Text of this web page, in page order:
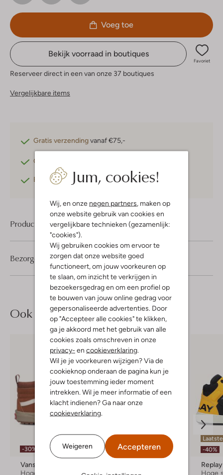
Jum, cookies!
Wij, en onze negen partners , maken op
onze website gebruik van cookies en
vergelijkbare technieken (gezamenlijk:
"cookies").
Wij gebruiken cookies om ervoor te
zorgen dat onze website goed
functioneert, om jouw voorkeuren op
te slaan, om inzicht te verkrijgen in
bezoekersgedrag en om een profiel op
te bouwen van jouw online gedrag voor
gepersonaliseerde advertenties. Door
op "Accepteer alle cookies" te klikken,
ga je akkoord met het gebruik van alle
cookies zoals omschreven in onze
privacy- en cookieverklaring
Wil je je voorkeuren wijzigen? Via de
cookieknop onderaan de pagina kun je
jouw toestemming ieder moment
intrekken. Wil je meer informatie of een
klacht indienen? Ga naar onze
cookieverklaring
Weigeren Accepteren
Voeg toe
Bekijk voorraad in boutiques
Favoriet
Reserveer direct in een van onze 37 boutiques
Vergelijkbare items
Gratis verzendingvanaf €75,-
Gratis retourneren
Betaal achterafmet Klarna
Product informatie
Bezorgen & retourneren
Ook iets voor jou?
-30%
Vans
Hoge sneakers
-20%
Hoge sneakers
-40%
Replay
Hoge